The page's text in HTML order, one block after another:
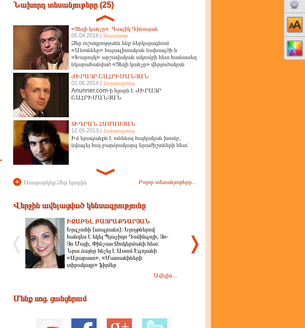
Նախորդ տեսանյութերը (25)
«Ցեղի կանչը». Գագիկ Գինոսյան
05.04.2016 | Տեսանյութ
Ձեր ուշադրությանն ենք ներկայացնում
«Անուններ» հայագիտական նախագծի և
«Խարույկ» արշավական ակումբի հետ համատեղ
նկարահանված «Ցեղի կանչը» վերլուծական
ԺԻՐԱՅՐ ՇԱՀՐԻՄԱՆՅԱՆ
01.06.2014 | Հարցազրույց
Anunner.com-ի հյուրն է ԺԻՐԱՅՐ
ՇԱՀՐԻՄԱՆՅԱՆ
ՏԻԳՐԱՆ ՀԱՄԱՍՅԱՆ
12.05.2013 | Հարցազրույց
Իմ երազանքն է ունենալ հայկական խումբ,
նվագել հայ բարձրակարգ երաժիշտների հետ:
+ Առաջարկեք Ձեր հյուրին Բոլոր տեսանյութերը...
Վերջին ավելացված կենսագրությունը
ԻԶԱԲԵԼ ԲԱՅՐԱՔԴԱՐՅԱՆ
Երգչուհի (սոպրանո): Ելույթներով
հանդես է եկել Պլաչիդո Դոմինգոյի, Յո-
Յո Մայի, Փինչաս Զուկերմանի հետ:
Նրա ձայնը հնչել է Ատոմ Էգոյանի
«Արարատ», «Մատանիների
տիրակալը» ֆիլմեր
Ավելին...
Մենք սոց. ցանցերում